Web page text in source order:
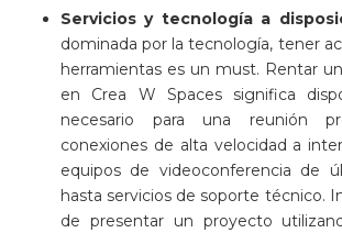
Servicios y tecnología a
dominada por la tecnología, tener
herramientas es un must. Rentar
en Crea W Spaces significa
necesario para una reunión
conexiones de alta velocidad a
equipos de videoconferencia de
hasta servicios de soporte técnico.
de presentar un proyecto